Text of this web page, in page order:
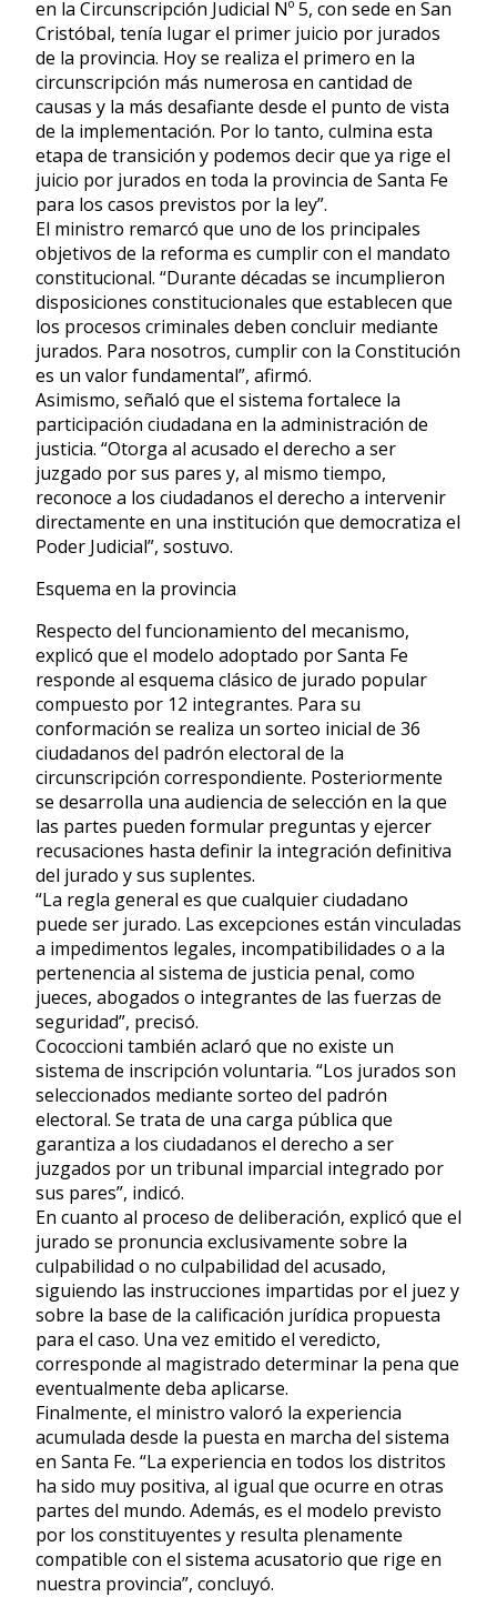
en la Circunscripción Judicial Nº 5, con sede en San
Cristóbal, tenía lugar el primer juicio por jurados
de la provincia. Hoy se realiza el primero en la
circunscripción más numerosa en cantidad de
causas y la más desafiante desde el punto de vista
de la implementación. Por lo tanto, culmina esta
etapa de transición y podemos decir que ya rige el
juicio por jurados en toda la provincia de Santa Fe
para los casos previstos por la ley”.
El ministro remarcó que uno de los principales
objetivos de la reforma es cumplir con el mandato
constitucional. “Durante décadas se incumplieron
disposiciones constitucionales que establecen que
los procesos criminales deben concluir mediante
jurados. Para nosotros, cumplir con la Constitución
es un valor fundamental”, afirmó.
Asimismo, señaló que el sistema fortalece la
participación ciudadana en la administración de
justicia. “Otorga al acusado el derecho a ser
juzgado por sus pares y, al mismo tiempo,
reconoce a los ciudadanos el derecho a intervenir
directamente en una institución que democratiza el
Poder Judicial”, sostuvo.
Esquema en la provincia
Respecto del funcionamiento del mecanismo,
explicó que el modelo adoptado por Santa Fe
responde al esquema clásico de jurado popular
compuesto por 12 integrantes. Para su
conformación se realiza un sorteo inicial de 36
ciudadanos del padrón electoral de la
circunscripción correspondiente. Posteriormente
se desarrolla una audiencia de selección en la que
las partes pueden formular preguntas y ejercer
recusaciones hasta definir la integración definitiva
del jurado y sus suplentes.
“La regla general es que cualquier ciudadano
puede ser jurado. Las excepciones están vinculadas
a impedimentos legales, incompatibilidades o a la
pertenencia al sistema de justicia penal, como
jueces, abogados o integrantes de las fuerzas de
seguridad”, precisó.
Cococcioni también aclaró que no existe un
sistema de inscripción voluntaria. “Los jurados son
seleccionados mediante sorteo del padrón
electoral. Se trata de una carga pública que
garantiza a los ciudadanos el derecho a ser
juzgados por un tribunal imparcial integrado por
sus pares”, indicó.
En cuanto al proceso de deliberación, explicó que el
jurado se pronuncia exclusivamente sobre la
culpabilidad o no culpabilidad del acusado,
siguiendo las instrucciones impartidas por el juez y
sobre la base de la calificación jurídica propuesta
para el caso. Una vez emitido el veredicto,
corresponde al magistrado determinar la pena que
eventualmente deba aplicarse.
Finalmente, el ministro valoró la experiencia
acumulada desde la puesta en marcha del sistema
en Santa Fe. “La experiencia en todos los distritos
ha sido muy positiva, al igual que ocurre en otras
partes del mundo. Además, es el modelo previsto
por los constituyentes y resulta plenamente
compatible con el sistema acusatorio que rige en
nuestra provincia”, concluyó.